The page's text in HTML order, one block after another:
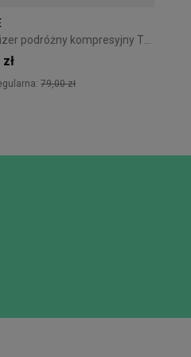
Organizer podróżny kompresyjny Thule PackingCube S Pond Gray
79,00 zł